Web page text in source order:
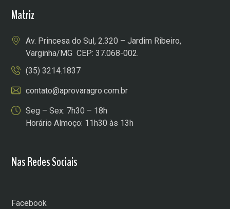
Matriz
Av. Princesa do Sul, 2.320 – Jardim Ribeiro,
Varginha/MG CEP: 37.068-002.
(35) 3214.1837
contato@aprovaragro.com.br
Seg – Sex: 7h30 – 18h
Horário Almoço: 11h30 às 13h
Nas Redes Sociais
Facebook